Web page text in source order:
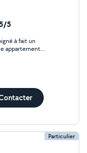
5
Particulier